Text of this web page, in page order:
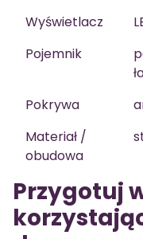
Wyświetlacz
Pojemnik
Pokrywa
Materiał /
obudowa
Przygotuj